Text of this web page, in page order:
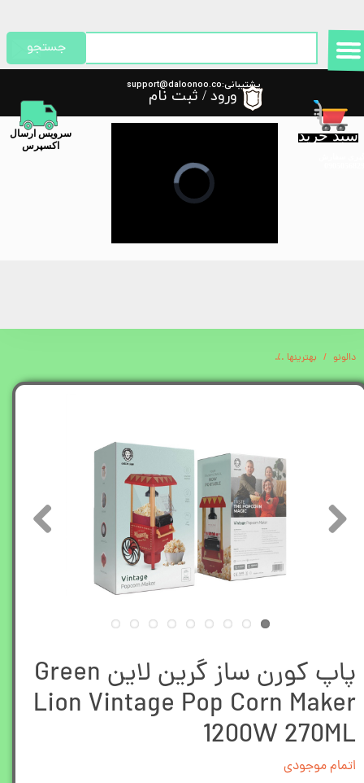
پشتیبانی:support@daloonoo.co
m
سبد خرید
​سرویس ارسال
اکسپرس
جستجو
ورود / ثبت نام
حساب کاربری من
تغییر گذر واژه
سفارشات
خروج از حساب کاربری
دالونو بهترینها
پاپ کورن ساز گرین لاین Green
Lion Vintage Pop Corn Maker
1200W 270ML
اتمام موجودی